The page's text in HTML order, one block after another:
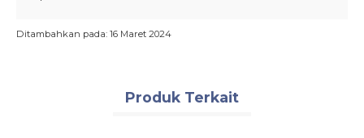
Ditambahkan pada: 16 Maret 2024
Produk Terkait